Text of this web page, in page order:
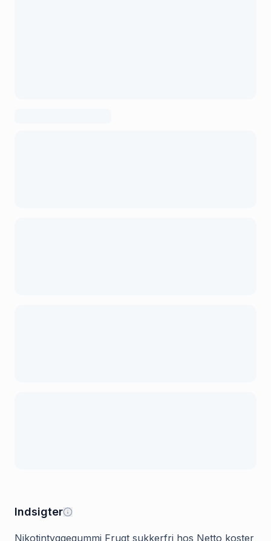
Indsigter
Nikotintyggegummi Frugt sukkerfri hos Netto koster